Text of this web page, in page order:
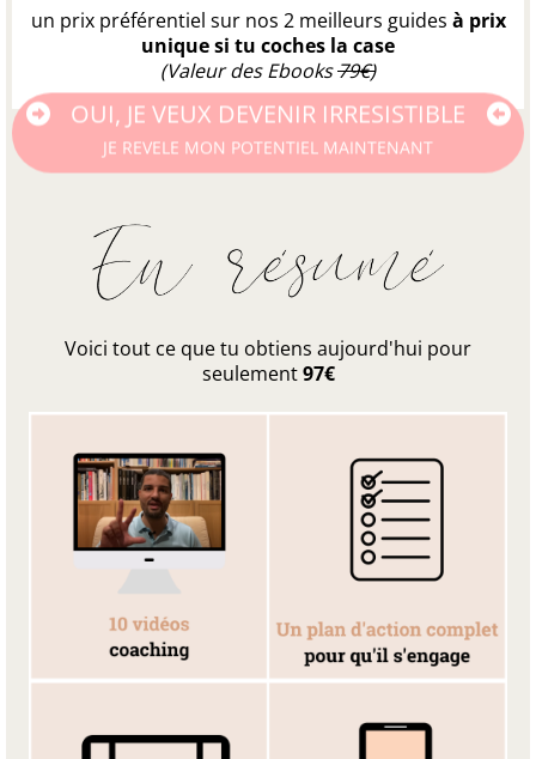
un prix préférentiel sur nos 2 meilleurs guides à prix
unique si tu coches la case
(Valeur des Ebooks79€)
OUI, JE VEUX DEVENIR IRRESISTIBLE
JE REVELE MON POTENTIEL MAINTENANT
Voici tout ce que tu obtiens aujourd'hui pour
seulement97€